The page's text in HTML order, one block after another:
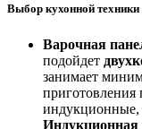
Выбор кухонной
Варочная
подойдет
занимает
индукционные,
Индукционная